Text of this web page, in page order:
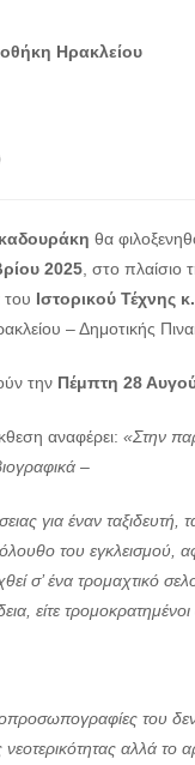
Ηρακλείου
θα
2025, στο πλαίσιο
του Ιστορικού Τέχνης
– Δημοτικής
την Πέμπτη 28
αναφέρει: «Στην
–
για έναν ταξιδευτή,
του
σ’ ένα τρομαχτικό
είτε
του δεν
νεοτερικότητας αλλά